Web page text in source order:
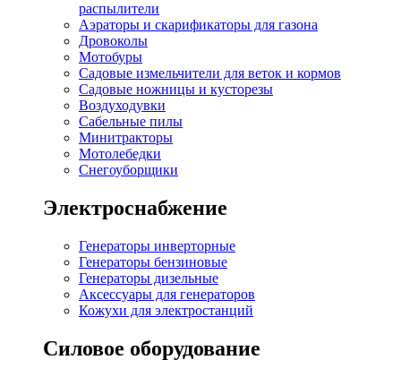
распылители
Аэраторы и скарификаторы для газона
Дровоколы
Мотобуры
Садовые измельчители для веток и кормов
Садовые ножницы и кусторезы
Воздуходувки
Сабельные пилы
Минитракторы
Мотолебедки
Снегоуборщики
Электроснабжение
Генераторы инверторные
Генераторы бензиновые
Генераторы дизельные
Аксессуары для генераторов
Кожухи для электростанций
Силовое оборудование